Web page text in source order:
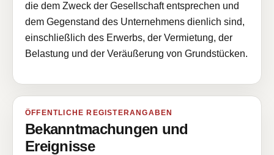
die dem Zweck der Gesellschaft entsprechen und
dem Gegenstand des Unternehmens dienlich sind,
einschließlich des Erwerbs, der Vermietung, der
Belastung und der Veräußerung von Grundstücken.
ÖFFENTLICHE REGISTERANGABEN
Bekanntmachungen und
Ereignisse